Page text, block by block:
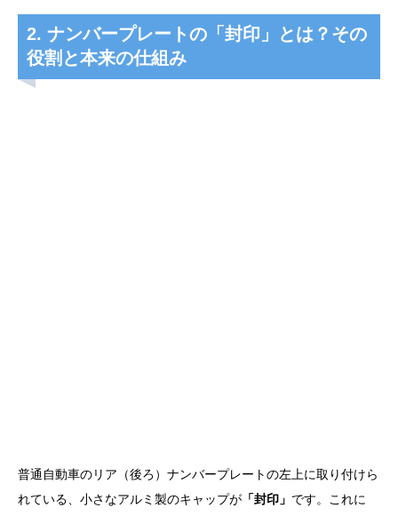
2. ナンバープレートの「封印」とは？その
役割と本来の仕組み
普通自動車のリア（後ろ）ナンバープレートの左上に取り付けら
れている、小さなアルミ製のキャップが 「封印」 です。これに